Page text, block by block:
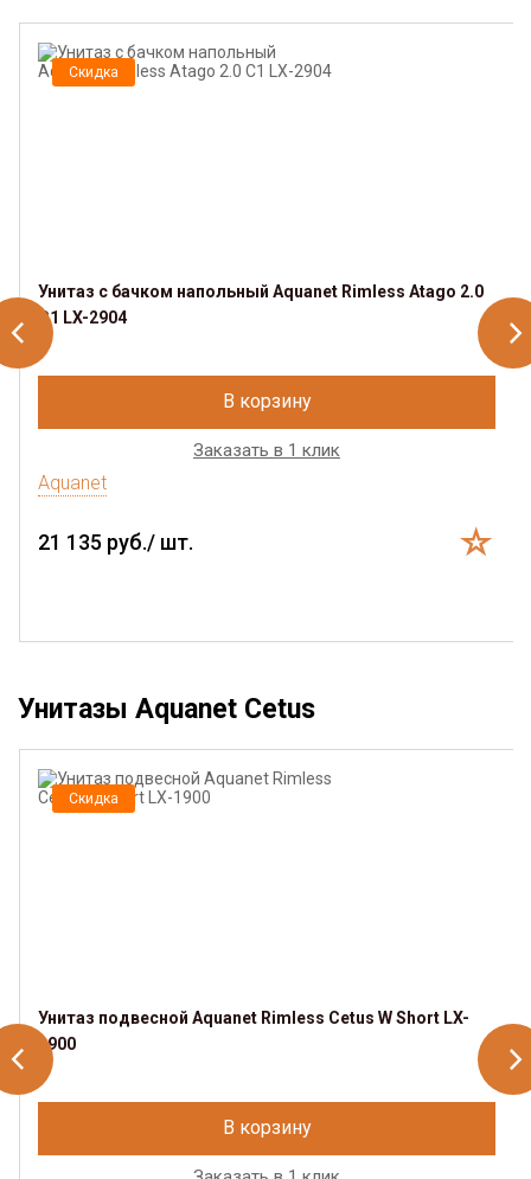
Скидка
Унитаз с бачком напольный Aquanet Rimless Atago 2.0
C1 LX-2904
В корзину
Заказать в 1 клик
Aquanet
21 135 руб./ шт.
Унитазы Aquanet Cetus
Скидка
Унитаз подвесной Aquanet Rimless Cetus W Short LX-
1900
В корзину